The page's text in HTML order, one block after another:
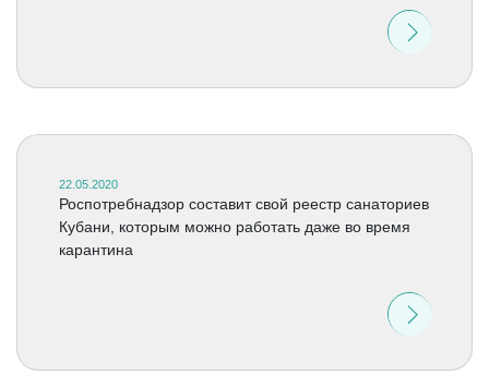
22.05.2020
Роспотребнадзор составит свой реестр санаториев
Кубани, которым можно работать даже во время
карантина